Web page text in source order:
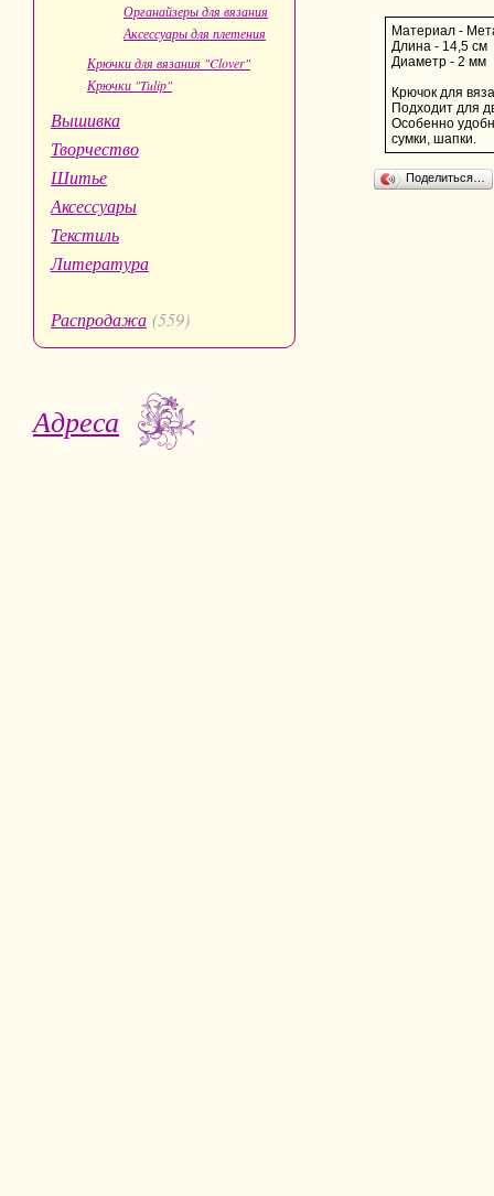
Органайзеры для вязания
Аксессуары для плетения
Крючки для вязания "Clover"
Крючки "Tulip"
Вышивка
Творчество
Шитье
Аксессуары
Текстиль
Литература
Распродажа (559)
Адреса
Материал -
Длина - 14,5 см
Диаметр - 2 мм
Крючок для
Подходит для
Особенно
сумки, шапки.
Поделиться…